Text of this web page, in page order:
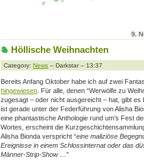
9.
Höllische Weihnachten
Category: News – Darkstar – 13:37
Bereits Anfang Oktober habe ich auf zwei
hingewiesen . Für alle, denen “Werwölfe zu
zugesagt – oder nicht ausgereicht – hat, gibt es
ist gerade unter der Federführung von Alisha
eine phantastische Anthologie rund um’s Fest
Wortes, erscheint die
Alisha Bionda verspricht “eine maliziöse
Ereignisse in einem Schlossinternat oder das
Männer-Strip-Show …”